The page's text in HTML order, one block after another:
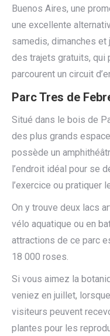
Buenos Aires, une
une excellente
samedis, dimanches
des trajets gratuits, qui
parcourent un circuit
Parc Tres de
Situé dans le bois de
des plus grands
possède un
l’endroit idéal pour se
l’exercice ou pratiquer
On y trouve deux lacs
vélo aquatique ou en
attractions de ce parc
18 000 roses.
Si vous aimez la
veniez en juillet,
visiteurs peuvent
plantes pour les